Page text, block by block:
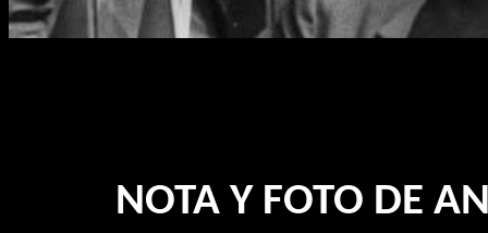
NOTA Y FOTO DE